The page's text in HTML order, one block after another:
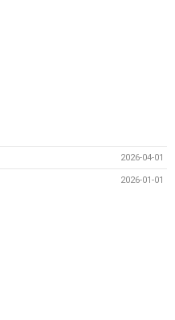
2026-04-01
2026-01-01